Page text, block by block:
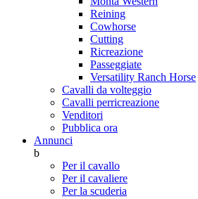
Reining
Cowhorse
Cutting
Ricreazione
Passeggiate
Versatility Ranch Horse
Cavalli da volteggio
Cavalli perricreazione
Venditori
Pubblica ora
Annunci
b
Per il cavallo
Per il cavaliere
Per la scuderia